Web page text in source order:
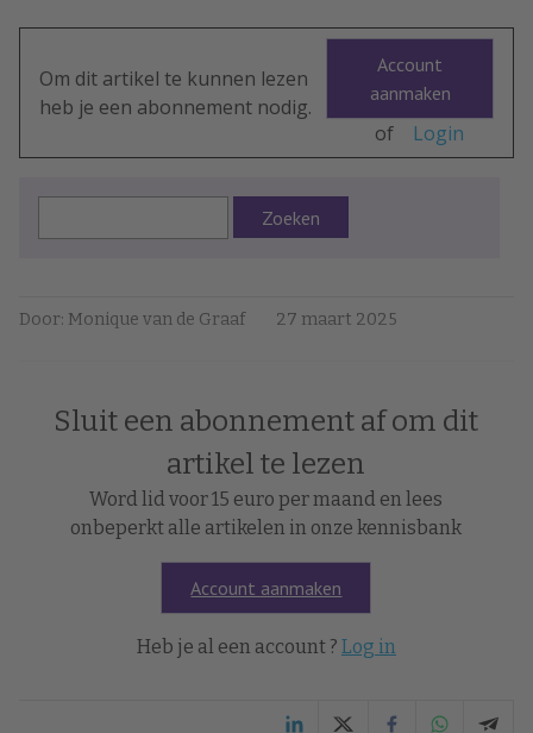
Om dit artikel te kunnen lezen
heb je een abonnement nodig.
Account
aanmaken
of Login
Zoeken
Door: Monique van de Graaf 27 maart 2025
Sluit een abonnement af om dit
artikel te lezen
Word lid voor 15 euro per maand en lees
onbeperkt alle artikelen in onze kennisbank
Account aanmaken
Heb je al een account ? Log in